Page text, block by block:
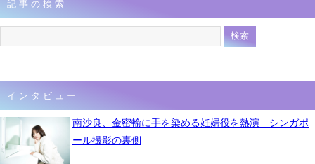
記事の検索
インタビュー
南沙良、金密輸に手を染める妊婦役を熱演 シンガポ
ール撮影の裏側